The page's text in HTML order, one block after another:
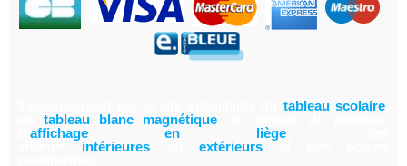
tableau scolaire
tableau blanc magnétique
affichage en liège
intérieures extérieurs